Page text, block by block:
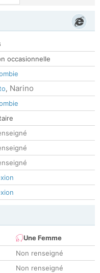
occasionnelle
, Narino
Une Femme
Non renseigné
Non renseigné